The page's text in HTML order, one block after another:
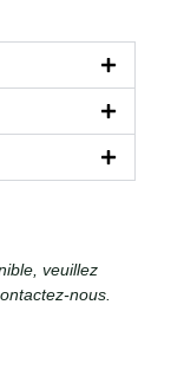
veuillez
nous.